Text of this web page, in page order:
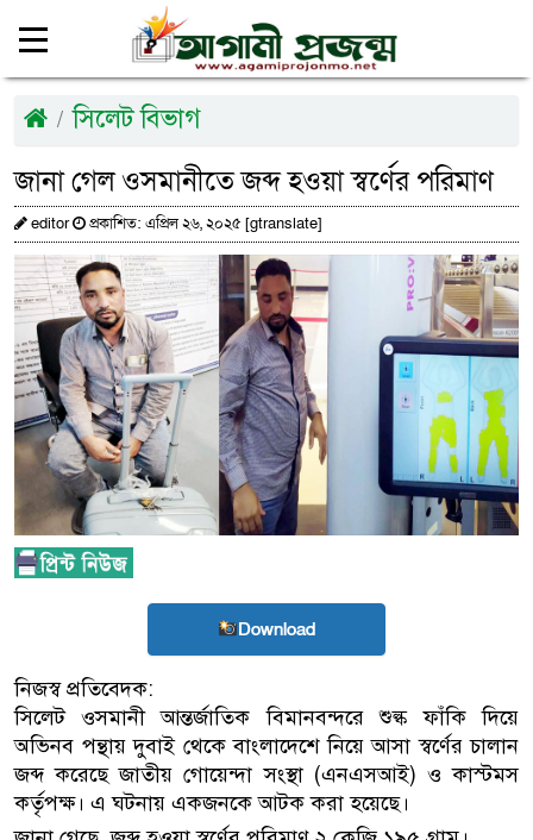
সিলেট বিভাগ
জানা গেল ওসমানীতে জব্দ হওয়া স্বর্ণের পরিমাণ
editor প্রকাশিত: এপ্রিল ২৬, ২০২৫ [gtranslate]
Download
নিজস্ব প্রতিবেদক:
সিলেট ওসমানী আন্তর্জাতিক বিমানবন্দরে শুল্ক ফাঁকি দিয়ে
অভিনব পন্থায় দুবাই থেকে বাংলাদেশে নিয়ে আসা স্বর্ণের চালান
জব্দ করেছে জাতীয় গোয়েন্দা সংস্থা (এনএসআই) ও কাস্টমস
কর্তৃপক্ষ। এ ঘটনায় একজনকে আটক করা হয়েছে।